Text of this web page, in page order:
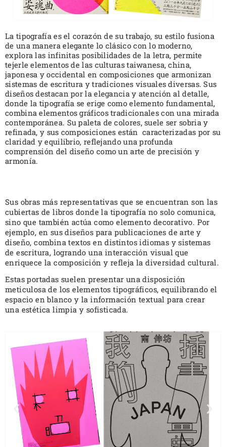
La tipografía es el corazón de su trabajo, su estilo fusiona
de una manera elegante lo clásico con lo moderno,
explora las infinitas posibilidades de la letra, permite
tejerle elementos de las culturas taiwanesa, china,
japonesa y occidental en composiciones que armonizan
sistemas de escritura y tradiciones visuales diversas. Sus
diseños destacan por la elegancia y atención al detalle,
donde la tipografía se erige como elemento fundamental,
combina elementos gráficos tradicionales con una mirada
contemporánea. Su paleta de colores, suele ser sobria y
refinada, y sus composiciones están caracterizadas por su
claridad y equilibrio, reflejando una profunda
comprensión del diseño como un arte de precisión y
armonía.
Sus obras más representativas que se encuentran son las
cubiertas de libros donde la tipografía no solo comunica,
sino que también actúa como elemento decorativo. Por
ejemplo, en sus diseños para publicaciones de arte y
diseño, combina textos en distintos idiomas y sistemas
de escritura, logrando una interacción visual que
enriquece la composición y refleja la diversidad cultural.
Estas portadas suelen presentar una disposición
meticulosa de los elementos tipográficos, equilibrando el
espacio en blanco y la información textual para crear
una estética limpia y sofisticada.